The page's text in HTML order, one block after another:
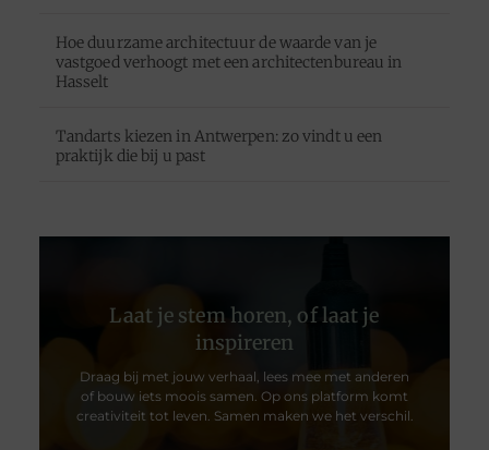
Hoe duurzame architectuur de waarde van je
vastgoed verhoogt met een architectenbureau in
Hasselt
Tandarts kiezen in Antwerpen: zo vindt u een
praktijk die bij u past
Laat je stem horen, of laat je
inspireren
Draag bij met jouw verhaal, lees mee met anderen
of bouw iets moois samen. Op ons platform komt
creativiteit tot leven. Samen maken we het verschil.